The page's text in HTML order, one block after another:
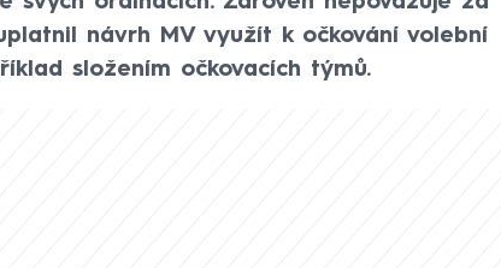
návrh MV využít k očkování volební
složením očkovacích týmů.